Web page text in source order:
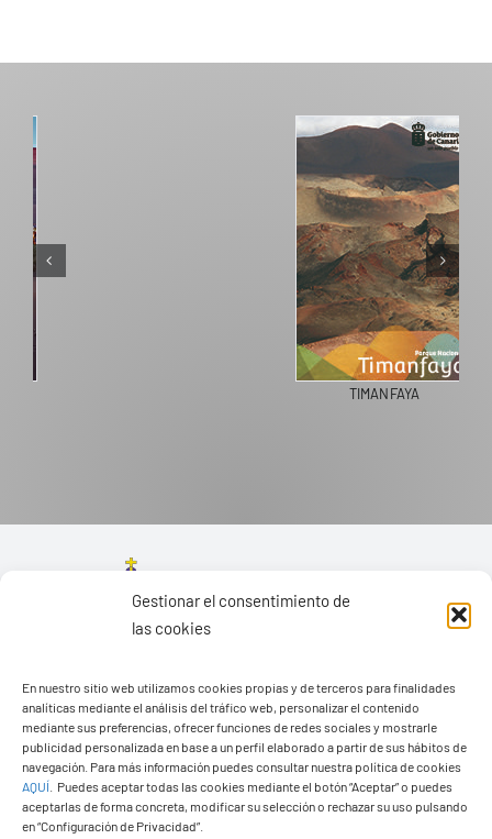
Gestionar el consentimiento de
las cookies
En nuestro sitio web utilizamos cookies propias y de terceros para finalidades
analíticas mediante el análisis del tráfico web, personalizar el contenido
mediante sus preferencias, ofrecer funciones de redes sociales y mostrarle
publicidad personalizada en base a un perfil elaborado a partir de sus hábitos de
navegación. Para más información puedes consultar nuestra política de cookies
AQUÍ
Puedes aceptar todas las cookies mediante el botón “Aceptar” o puedes
aceptarlas de forma concreta, modificar su selección o rechazar su uso pulsando
en “Configuración de Privacidad”.